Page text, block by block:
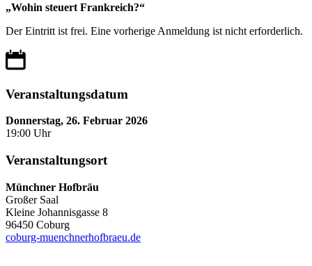
„Wohin steuert Frankreich?“
Der Eintritt ist frei. Eine vorherige Anmeldung ist nicht erforderlich.
Veranstaltungsdatum
Donnerstag, 26. Februar 2026
19:00 Uhr
Veranstaltungsort
Münchner Hofbräu
Großer Saal
Kleine Johannisgasse 8
96450 Coburg
coburg-muenchnerhofbraeu.de